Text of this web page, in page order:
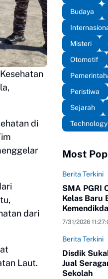
di
dari
Laut.
Budaya
Misteri
Otomotif
Peristiwa
Sejarah
Technology
Most
Berita Terkini
SMA PGRI
Kelas Baru
7/31/2026
Berita Terkini
Disdik
Jual
Sekolah